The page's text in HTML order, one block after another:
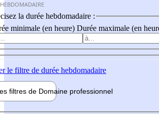
la durée hebdomadaire :
minimale (en heure) Durée maximale (en
le filtre de durée hebdomadaire
filtres de Domaine professionnel